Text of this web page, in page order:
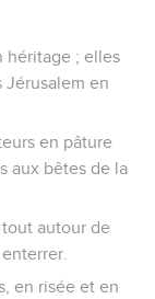
héritage ; elles
Jérusalem en
en pâture
aux bêtes de la
autour de
en risée et en